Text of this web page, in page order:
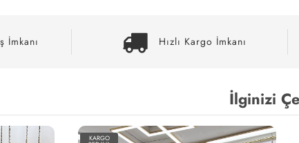
İmkanı Hızlı Kargo İmkanı
İlginizi
KARGO